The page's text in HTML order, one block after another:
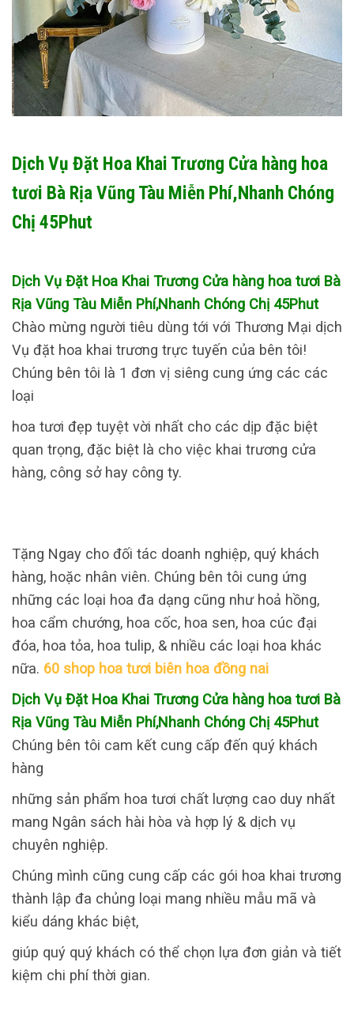
Dịch Vụ Đặt Hoa Khai Trương Cửa hàng hoa
tươi Bà Rịa Vũng Tàu Miễn Phí,Nhanh Chóng
Chị 45Phut
Dịch Vụ Đặt Hoa Khai Trương Cửa hàng hoa tươi Bà
Rịa Vũng Tàu Miễn Phí,Nhanh Chóng Chị 45Phut
Chào mừng người tiêu dùng tới với Thương Mại dịch
Vụ đặt hoa khai trương trực tuyến của bên tôi!
Chúng bên tôi là 1 đơn vị siêng cung ứng các các
loại
hoa tươi đẹp tuyệt vời nhất cho các dịp đặc biệt
quan trọng, đặc biệt là cho việc khai trương cửa
hàng, công sở hay công ty.
Tặng Ngay cho đối tác doanh nghiệp, quý khách
hàng, hoặc nhân viên. Chúng bên tôi cung ứng
những các loại hoa đa dạng cũng như hoả hồng,
hoa cẩm chướng, hoa cốc, hoa sen, hoa cúc đại
đóa, hoa tỏa, hoa tulip, & nhiều các loại hoa khác
nữa. 60 shop hoa tươi biên hoa đồng nai
Dịch Vụ Đặt Hoa Khai Trương Cửa hàng hoa tươi Bà
Rịa Vũng Tàu Miễn Phí,Nhanh Chóng Chị 45Phut
Chúng bên tôi cam kết cung cấp đến quý khách
hàng
những sản phẩm hoa tươi chất lượng cao duy nhất
mang Ngân sách hài hòa và hợp lý & dịch vụ
chuyên nghiệp.
Chúng mình cũng cung cấp các gói hoa khai trương
thành lập đa chủng loại mang nhiều mẫu mã và
kiểu dáng khác biệt,
giúp quý quý khách có thể chọn lựa đơn giản và tiết
kiệm chi phí thời gian.